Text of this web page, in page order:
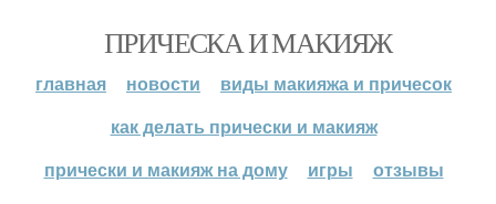
ПРИЧЕСКА И МАКИЯЖ
главная новости
виды макияжа и причесок
как делать прически и макияж
прически и макияж на дому
игры отзывы